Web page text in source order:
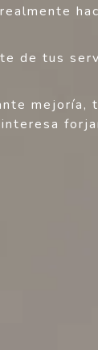
de tus
mejoría,